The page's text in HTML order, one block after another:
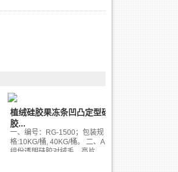
植绒硅胶果冻条凹凸定型硅
胶...
一、编号：RG-1500；包装规
格:10KG/桶, 40KG/桶。 二、AB
组份透明硅胶对绒毛，亮片...